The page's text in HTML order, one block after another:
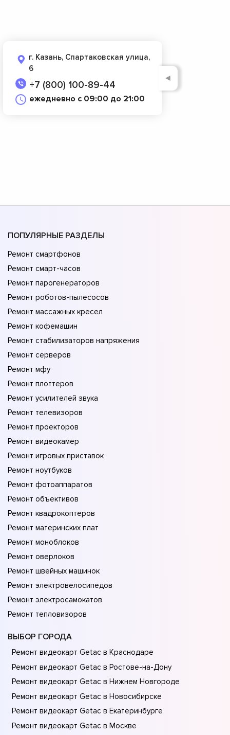
г. Казань, Спартаковская улица,
6
+7 (800) 100-89-44
ежедневно с 09:00 до 21:00
◄
ПОПУЛЯРНЫЕ РАЗДЕЛЫ
Ремонт смартфонов
Ремонт смарт-часов
Ремонт парогенераторов
Ремонт роботов-пылесосов
Ремонт массажных кресел
Ремонт кофемашин
Ремонт стабилизаторов напряжения
Ремонт серверов
Ремонт мфу
Ремонт плоттеров
Ремонт усилителей звука
Ремонт телевизоров
Ремонт проекторов
Ремонт видеокамер
Ремонт игровых приставок
Ремонт ноутбуков
Ремонт фотоаппаратов
Ремонт объективов
Ремонт квадрокоптеров
Ремонт материнских плат
Ремонт моноблоков
Ремонт оверлоков
Ремонт швейных машинок
Ремонт электровелосипедов
Ремонт электросамокатов
Ремонт тепловизоров
ВЫБОР ГОРОДА
Ремонт видеокарт Getac в Краснодаре
Ремонт видеокарт Getac в Ростове-на-Донy
Ремонт видеокарт Getac в Нижнем Новгороде
Ремонт видеокарт Getac в Новосибирске
Ремонт видеокарт Getac в Екатеринбурге
Ремонт видеокарт Getac в Москве